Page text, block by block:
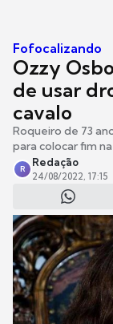
Fofocalizando
Ozzy
de usar
cavalo
Roqueiro de 73
para colocar fim
R
Redação
24/08/2022, 17:15